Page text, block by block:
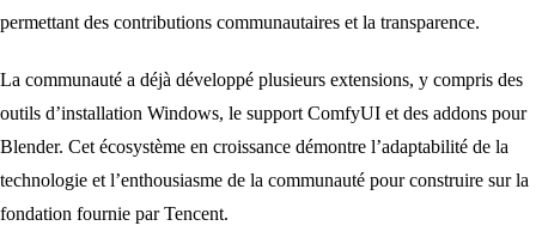
permettant des contributions communautaires et la transparence.
La communauté a déjà développé plusieurs extensions, y compris des
outils d’installation Windows, le support ComfyUI et des addons pour
Blender. Cet écosystème en croissance démontre l’adaptabilité de la
technologie et l’enthousiasme de la communauté pour construire sur la
fondation fournie par Tencent.